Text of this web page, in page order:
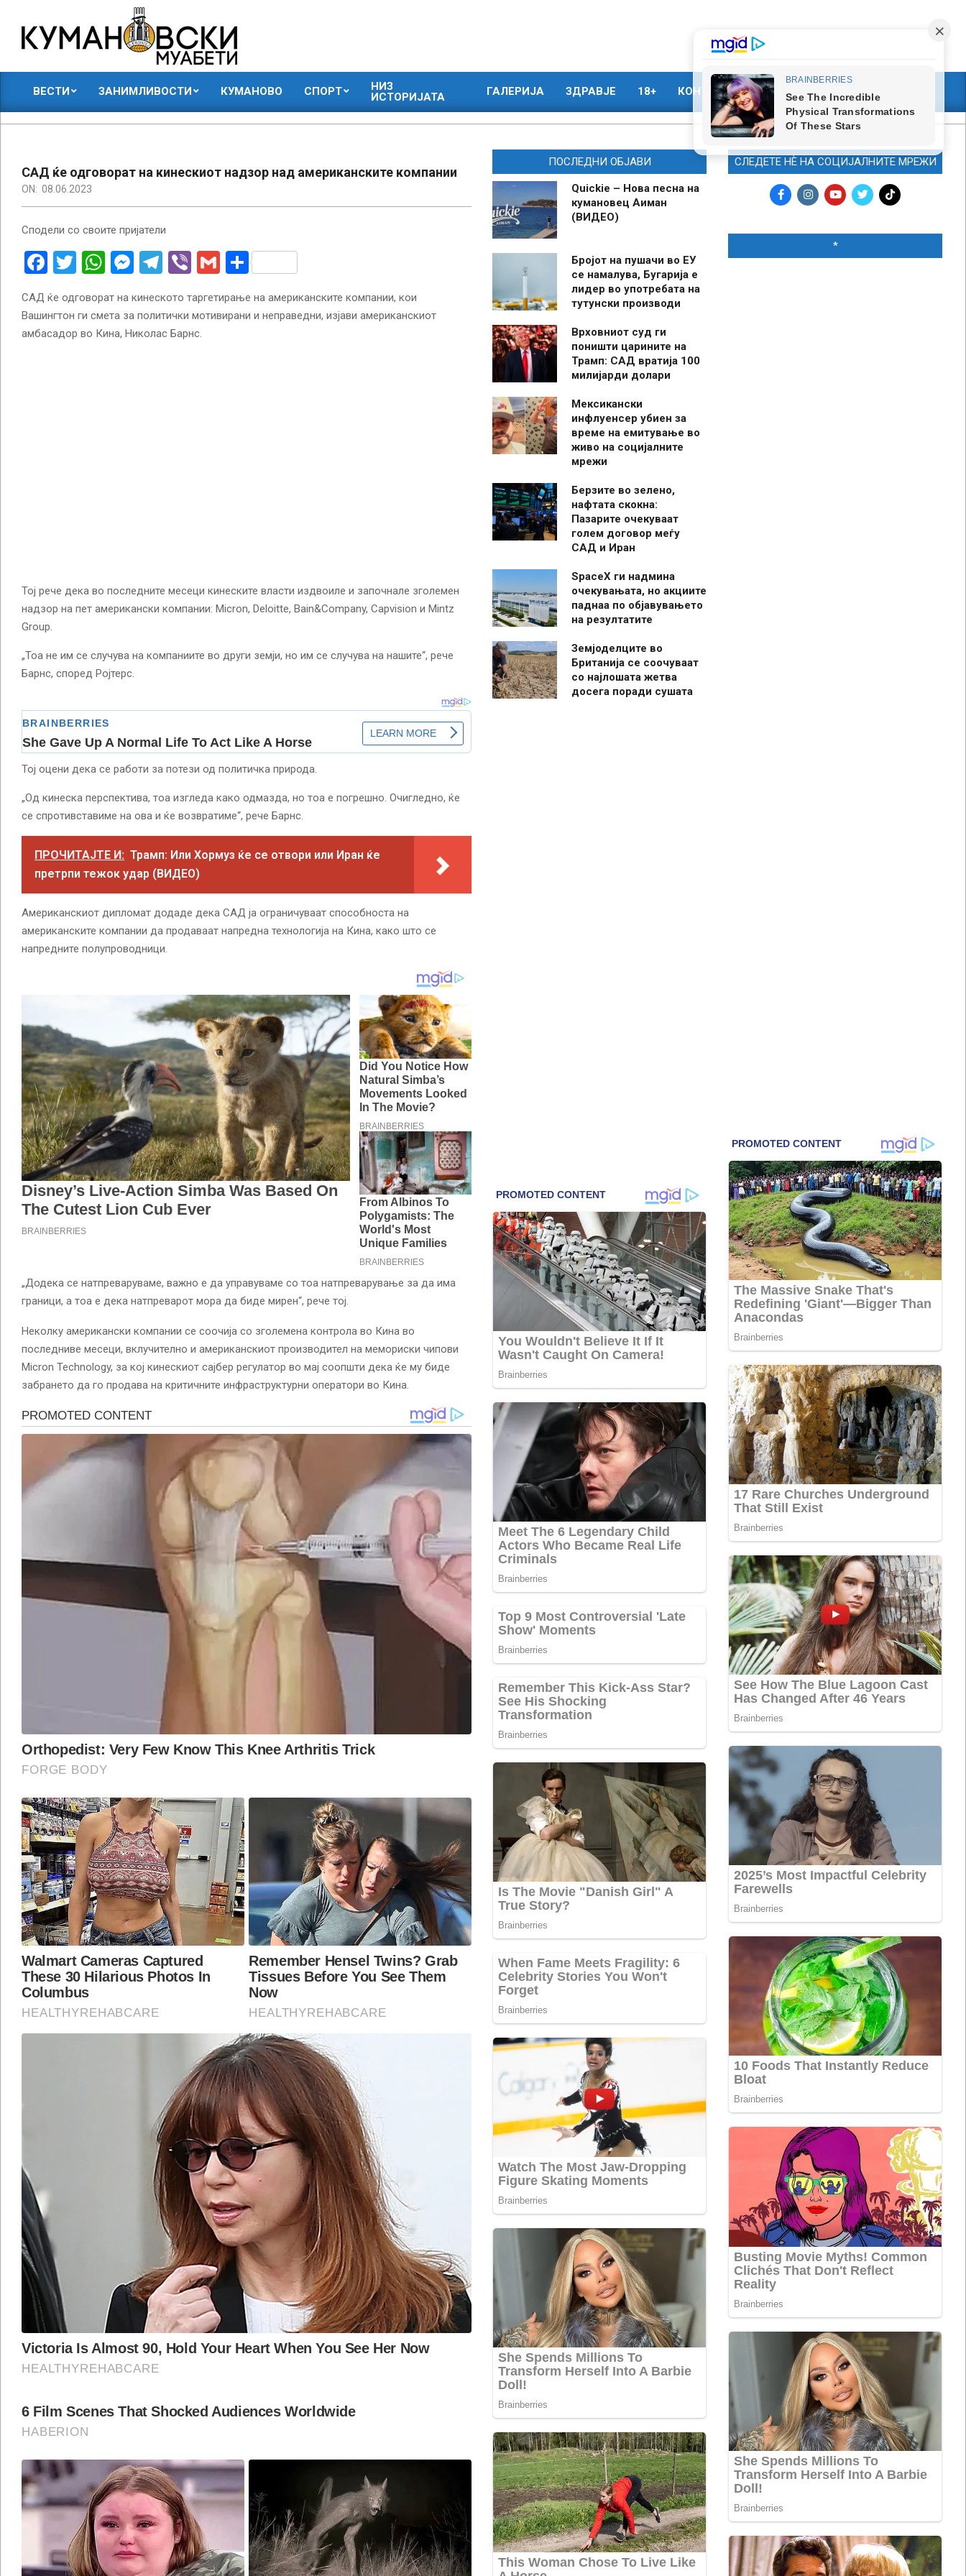
content
КУМАНОВСКИ
МУАБЕТИ
ВЕСТИ ЗАНИМЛИВОСТИ КУМАНОВО СПОРТ
НИЗ
ИСТОРИЈАТА
ГАЛЕРИЈА ЗДРАВЈЕ 18+ КОНТАКТ МАРКЕТИНГ
САД ќе одговорат на кинескиот надзор над американските компании
ON: 08.06.2023
Сподели со своите пријатели
Facebook
Twitter
WhatsApp
Messenger
Telegram
ViberGmailShare
САД ќе одговорат на кинеското таргетирање на американските компании, кои
Вашингтон ги смета за политички мотивирани и неправедни, изјави американскиот
амбасадор во Кина, Николас Барнс.
Тој рече дека во последните месеци кинеските власти издвоиле и започнале зголемен
надзор на пет американски компании: Micron, Deloitte, Bain&Company, Capvision и Mintz
Group.
„Тоа не им се случува на компаниите во други земји, но им се случува на нашите“, рече
Барнс, според Ројтерс.
Тој оцени дека се работи за потези од политичка природа.
„Од кинеска перспектива, тоа изгледа како одмазда, но тоа е погрешно. Очигледно, ќе
се спротивставиме на ова и ќе возвратиме“, рече Барнс.
ПРОЧИТАЈТЕ И: Трамп: Или Хормуз ќе се отвори или Иран ќе
претрпи тежок удар (ВИДЕО)
Американскиот дипломат додаде дека САД ја ограничуваат способноста на
американските компании да продаваат напредна технологија на Кина, како што се
напредните полупроводници.
„Додека се натпреваруваме, важно е да управуваме со тоа натпреварување за да има
граници, а тоа е дека натпреварот мора да биде мирен“, рече тој.
Неколку американски компании се соочија со зголемена контрола во Кина во
последниве месеци, вклучително и американскиот производител на мемориски чипови
Micron Technology, за кој кинескиот сајбер регулатор во мај соопшти дека ќе му биде
забрането да го продава на критичните инфраструктурни оператори во Кина.
ПОСЛЕДНИ ОБЈАВИ
Quickie – Нова песна на
кумановец Аиман
(ВИДЕО)
Бројот на пушачи во ЕУ
се намалува, Бугарија е
лидер во употребата на
тутунски производи
Врховниот суд ги
поништи царините на
Трамп: САД вратија 100
милијарди долари
Мексикански
инфлуенсер убиен за
време на емитување во
живо на социјалните
мрежи
Берзите во зелено,
нафтата скокна:
Пазарите очекуваат
голем договор меѓу
САД и Иран
SpaceX ги надмина
очекувањата, но акциите
паднаа по објавувањето
на резултатите
Земјоделците во
Британија се соочуваат
со најлошата жетва
досега поради сушата
СЛЕДЕТЕ НЀ НА СОЦИЈАЛНИТЕ МРЕЖИ
*